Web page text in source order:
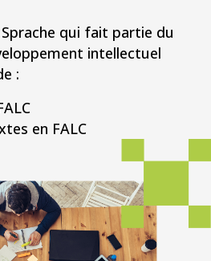
qui fait partie du
intellectuel
:
en FALC